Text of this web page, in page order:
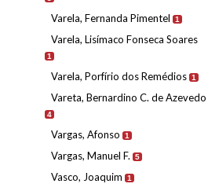
Varela, Fernanda Pimentel 1
Varela, Lisímaco Fonseca Soares
1
Varela, Porfírio dos Remédios 1
Vareta, Bernardino C. de Azevedo
4
Vargas, Afonso 1
Vargas, Manuel F. 5
Vasco, Joaquim 1